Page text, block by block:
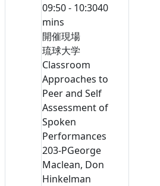
09:50 - 10:3040
mins
開催現場
琉球大学
Classroom
Approaches to
Peer and Self
Assessment of
Spoken
Performances
203-PGeorge
Maclean, Don
Hinkelman